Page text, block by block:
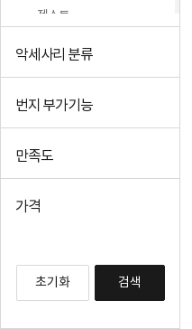
젬스트
스틸시리즈
악세사리 분류
번지 부가기능
만족도
가격
초기화 검색